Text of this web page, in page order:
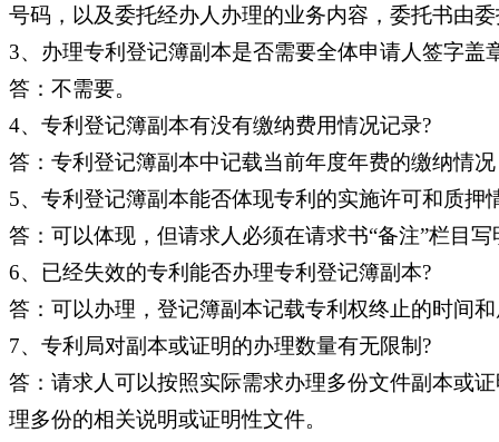
号码，以及委托经办人办理的业务内容，委托书由
3、办理专利登记簿副本是否需要全体申请人签字盖
答：不需要。
4、专利登记簿副本有没有缴纳费用情况记录?
答：专利登记簿副本中记载当前年度年费的缴纳情
5、专利登记簿副本能否体现专利的实施许可和质押
答：可以体现，但请求人必须在请求书“备注”栏目
6、已经失效的专利能否办理专利登记簿副本?
答：可以办理，登记簿副本记载专利权终止的时间
7、专利局对副本或证明的办理数量有无限制?
答：请求人可以按照实际需求办理多份文件副本或
理多份的相关说明或证明性文件。